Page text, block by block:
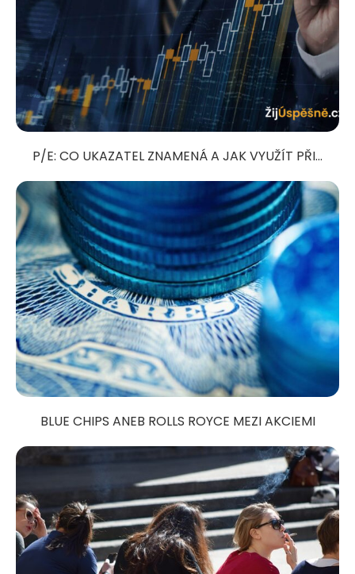
P/E: CO UKAZATEL ZNAMENÁ A JAK VYUŽÍT PŘI...
BLUE CHIPS ANEB ROLLS ROYCE MEZI AKCIEMI